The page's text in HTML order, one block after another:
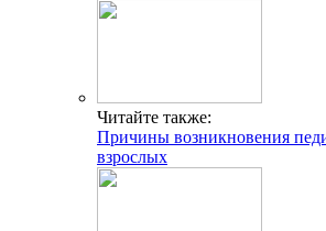
Читайте также:
Причины возникновения
взрослых